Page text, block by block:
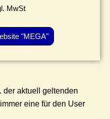
MwSt
"MEGA"
der aktuell geltenden
eine für den User